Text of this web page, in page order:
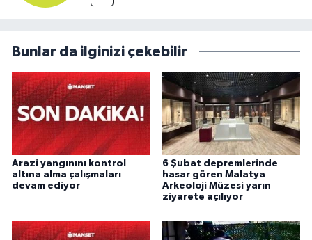
Bunlar da ilginizi çekebilir
Arazi yangınını kontrol
altına alma çalışmaları
devam ediyor
6 Şubat depremlerinde
hasar gören Malatya
Arkeoloji Müzesi yarın
ziyarete açılıyor